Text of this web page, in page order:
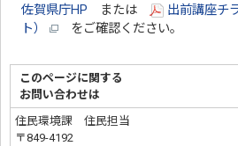
佐賀県庁HP または
出前講座チ
ト）
をご確認ください。
このページに関する
お問い合わせは
住民環境課 住民担当
〒849-4192